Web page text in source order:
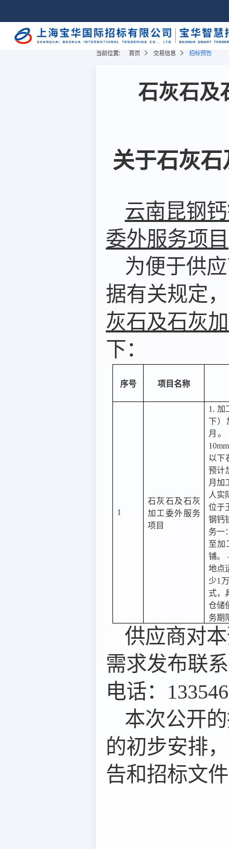
当前位置: 首页 交易信息 招标预告
石灰石及
关于石灰
云南昆钢
委外服务项目
为便于供
据有关规定
灰石及石灰
下：
序号 项目名称
1
石灰石及石灰
加工委外服务
项目
1. 加
下）
月
以下
预计
月加
人实
位于
钢钙
务一
至加
铺。
地点
少1
式，
仓储
务期
供应商对
需求发布联
电话：
本次公开的
的初步安排
告和招标文